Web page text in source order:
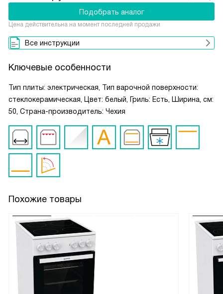
Подобрать аналог
Цена действительна на момент последней продажи
Все инструкции
Ключевые особенности
Тип плиты: электрическая, Тип варочной поверхности:
стеклокерамическая, Цвет: белый, Гриль: Есть, Ширина, см:
50, Страна-производитель: Чехия
Похожие товары